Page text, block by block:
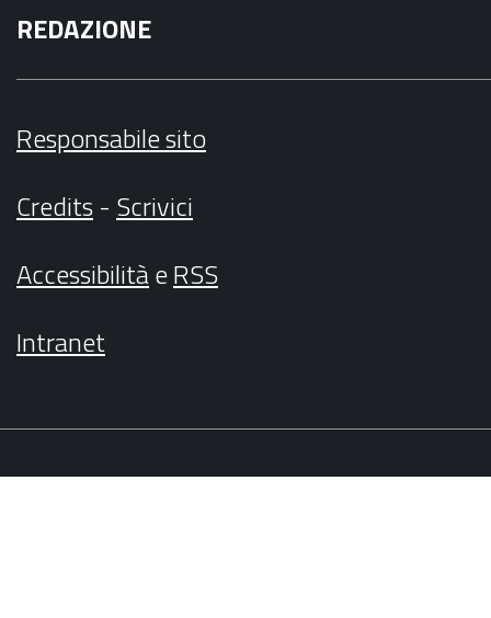
REDAZIONE
Responsabile sito
Credits- Scrivici
AccessibilitàeRSS
Intranet